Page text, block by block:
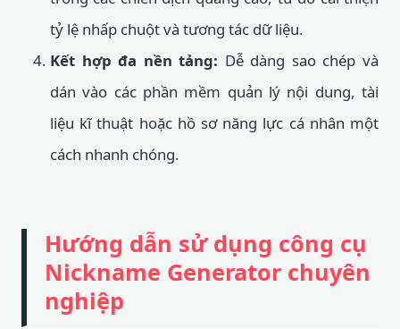
tỷ lệ nhấp chuột và tương tác dữ liệu.
Kết hợp đa nền tảng: Dễ dàng sao chép và
dán vào các phần mềm quản lý nội dung, tài
liệu kĩ thuật hoặc hồ sơ năng lực cá nhân một
cách nhanh chóng.
Hướng dẫn sử dụng công cụ
Nickname Generator chuyên
nghiệp